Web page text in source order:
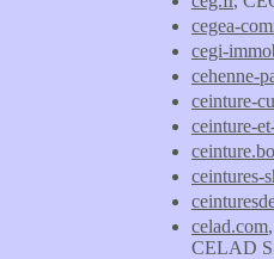
cegea-
cegi-
cehenne-
ceinture-
ceinture-
ceintures-
celad.com
CELAD